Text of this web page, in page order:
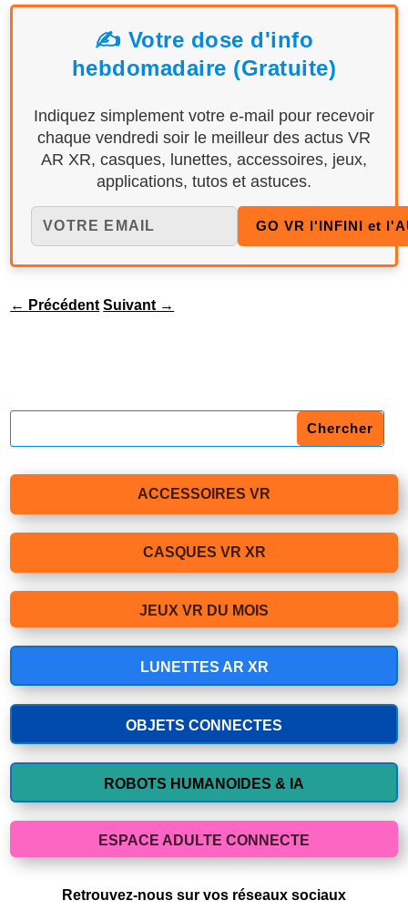
✍️ Votre dose d'info
hebdomadaire (Gratuite)
Indiquez simplement votre e-mail pour recevoir
chaque vendredi soir le meilleur des actus VR
AR XR, casques, lunettes, accessoires, jeux,
applications, tutos et astuces.
← Précédent Suivant →
ACCESSOIRES VR
CASQUES VR XR
JEUX VR DU MOIS
LUNETTES AR XR
OBJETS CONNECTES
ROBOTS HUMANOIDES & IA
ESPACE ADULTE CONNECTE
Retrouvez-nous sur vos réseaux sociaux